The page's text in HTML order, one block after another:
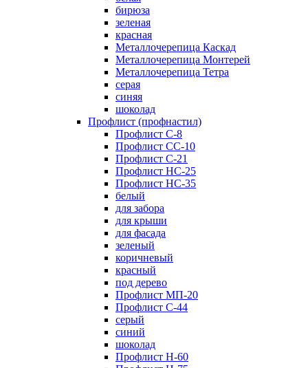
бирюза
зеленая
красная
Металлочерепица Каскад
Металлочерепица Монтерей
Металлочерепица Тетра
серая
синяя
шоколад
Профлист (профнастил)
Профлист С-8
Профлист СС-10
Профлист C-21
Профлист НС-25
Профлист НС-35
белый
для забора
для крыши
для фасада
зеленый
коричневый
красный
под дерево
Профлист МП-20
Профлист С-44
серый
синий
шоколад
Профлист Н-60